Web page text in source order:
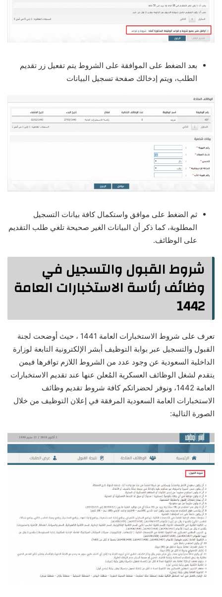
بعد الضغط على الموافقة على الشروط يتم تفعيل زر تقديم
الطلب، ويتم إدخالك صفحة تسجيل البيانات
ثم الضغط على موافق واستكمال كافة بيانات التسجيل
المطلوبة، كما ذكر أن البيانات الغير صحيحة تلغي طلب التقديم
على الوظائف.
شروط القبول والتسجيل في
وظائف رئاسة الاستخبارات العامة
1442
تعرف على شروط الاستخبارات العامة 1441 ، حيث أوضحت لجنة
القبول والتسجيل عبر بوابة التوظيف أبشر الإلكترونية التابعة لوزارة
الداخلية السعودية عن وجود عدد من الشروط اللازم توافرها فيمن
يتقدم لشغل الوظائف العسكرية المُعلن عنها عند تقديم الاستخبارات
العامة 1442، ونوفر لحضراتكم كافة شروط تقديم وظائف
الاستخبارات العامة السعودية المرفقة في إعلان التوظيف من خلال
الصورة التالية: